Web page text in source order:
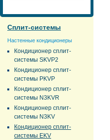
Сплит-системы
Настенные кондиционеры
Кондиционер сплит-
системы SKVP2
Кондиционер сплит-
системы PKVP
Кондиционер сплит-
системы N3KVR
Кондиционер сплит-
системы N3KV
Кондиционер сплит-
системы EKV